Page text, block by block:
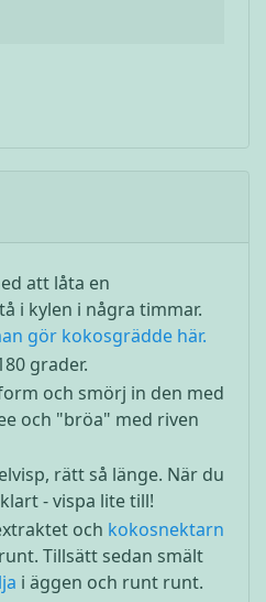
att låta en
i kylen i några timmar.
gör kokosgrädde här.
grader.
och smörj in den med
och "bröa" med riven
rätt så länge. När du
- vispa lite till!
och kokosnektarn
Tillsätt sedan smält
i äggen och runt runt.